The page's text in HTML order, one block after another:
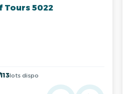
Tours 5022
lots dispo